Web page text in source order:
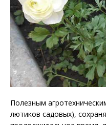
Полезным
лютиков садовых),